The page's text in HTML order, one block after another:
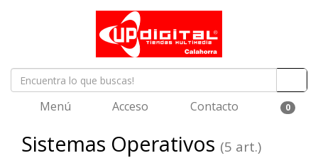
Menú Acceso Contacto 0
Sistemas Operativos (5 art.)